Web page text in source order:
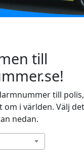
till
till
i världen. Välj
nedan.